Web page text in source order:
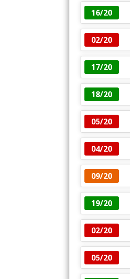
16/20
02/20
17/20
18/20
05/20
04/20
09/20
19/20
02/20
05/20